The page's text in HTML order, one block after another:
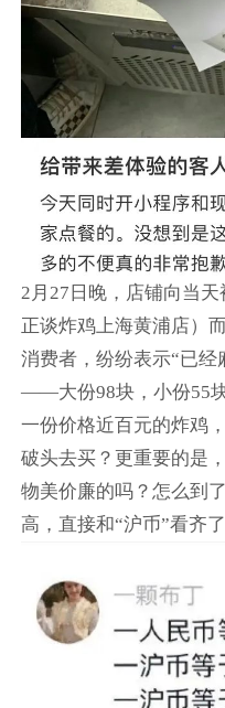
2月27日晚，店铺向当
正谈炸鸡上海黄浦店）
消费者，纷纷表示“已经
——大份98块，小份55块
一份价格近百元的炸鸡
破头去买？更重要的是
物美价廉的吗？怎么到
高，直接和“沪币”看齐